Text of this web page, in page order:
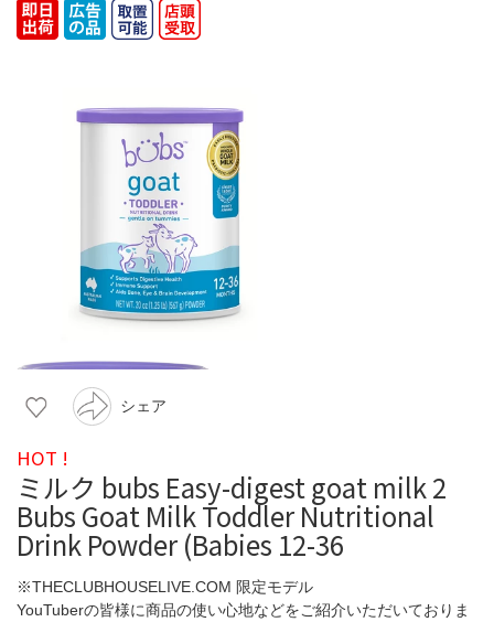
シェア
HOT !
ミルク bubs Easy-digest goat milk 2
Bubs Goat Milk Toddler Nutritional
Drink Powder (Babies 12-36
※THECLUBHOUSELIVE.COM 限定モデル
YouTuberの皆様に商品の使い心地などをご紹介いただいておりま